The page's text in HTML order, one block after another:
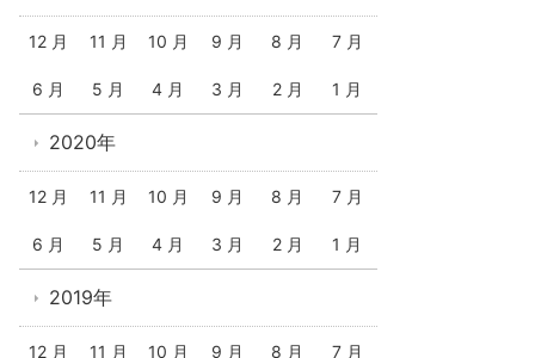
12 月 11 月 10 月 9 月 8 月 7 月
6 月 5 月 4 月 3 月 2 月 1 月
2020年
12 月 11 月 10 月 9 月 8 月 7 月
6 月 5 月 4 月 3 月 2 月 1 月
2019年
12 月 11 月 10 月 9 月 8 月 7 月